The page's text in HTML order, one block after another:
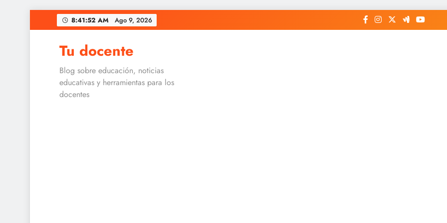
to
8:41:53 AM Ago 9, 2026
Tu docente
Blog sobre educación, noticias
educativas y herramientas para los
docentes